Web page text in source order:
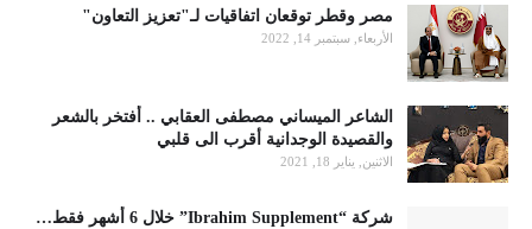
مصر وقطر توقعان اتفاقيات لـ"تعزيز التعاون"
الأربعاء, سبتمبر 14, 2022
الشاعر الميساني مصطفى العقابي .. أفتخر بالشعر
والقصيدة الوجدانية أقرب الى قلبي
الاثنين, يناير 18, 2021
شركة “Ibrahim Supplement” خلال 6 أشهر فقط…